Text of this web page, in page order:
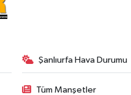
Şanlıurfa Hava Durumu
Tüm Manşetler